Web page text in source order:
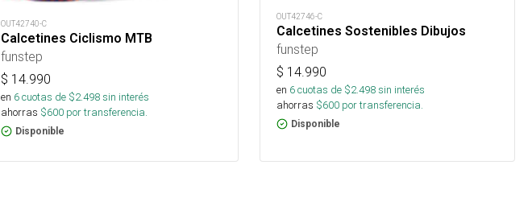
OUT42740-C
Calcetines Ciclismo MTB
funstep
$ 14.990
en 6cuotas de $2.498sin interés
ahorras $600por transferencia.
Disponible
OUT42746-C
Calcetines Sostenibles Dibujos
funstep
$ 14.990
en 6cuotas de $2.498sin interés
ahorras $600 por transferencia.
Disponible